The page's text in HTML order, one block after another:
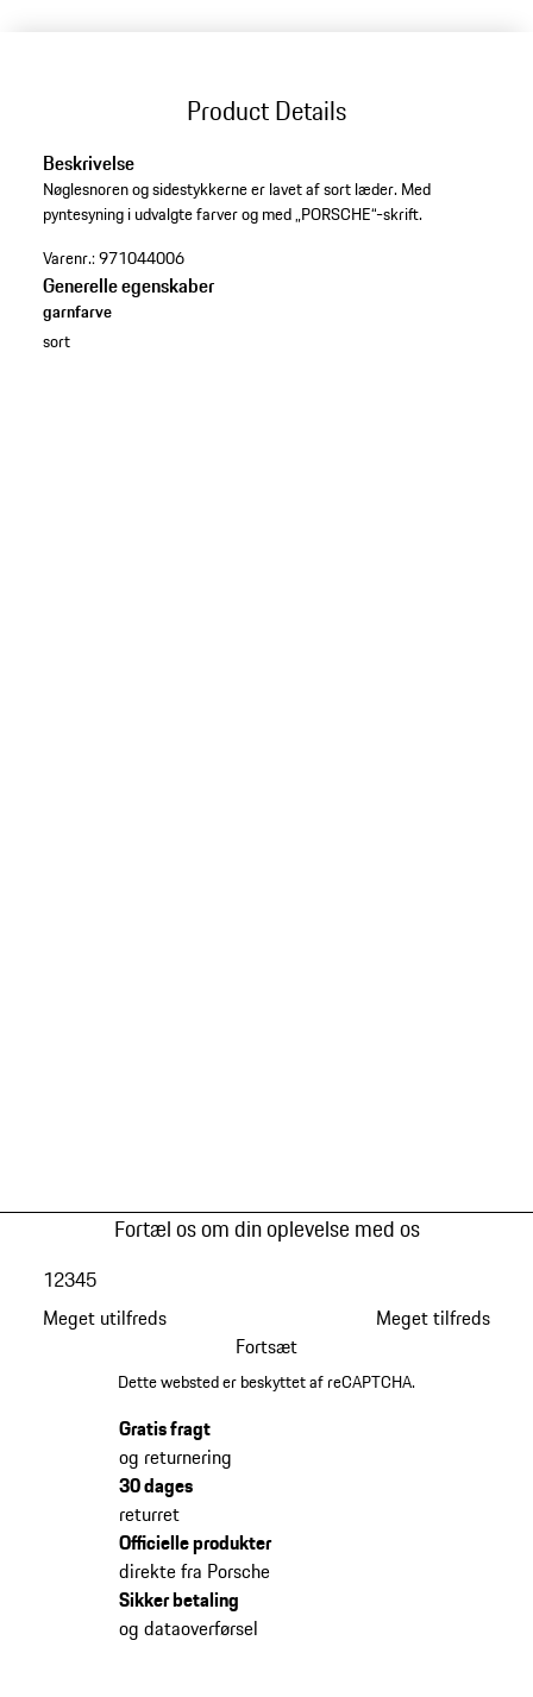
Product Details
Beskrivelse
Nøglesnoren og sidestykkerne er lavet af sort læder. Med
pyntesyning i udvalgte farver og med „PORSCHE“-skrift.
Varenr.:971044006
Generelle egenskaber
garnfarve
sort
Fortæl os om din oplevelse med os
Meget utilfreds
12345
Meget tilfreds
Fortsæt
Dette websted er beskyttet af reCAPTCHA.
Gratis fragt
og returnering
30 dages
returret
Officielle produkter
direkte fra Porsche
Sikker betaling
og dataoverførsel